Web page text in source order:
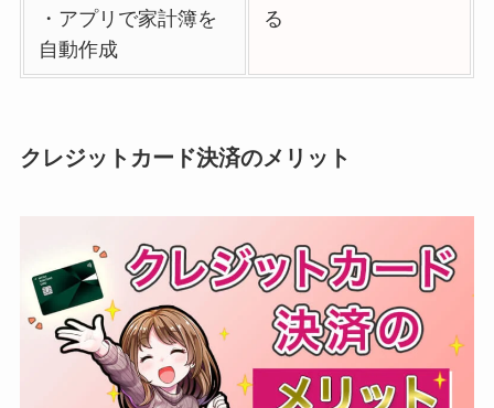
・アプリで家計簿を
自動作成
る
クレジットカード決済のメリット